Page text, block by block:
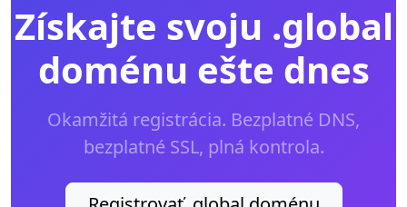
Získajte svoju .global
doménu ešte dnes
Okamžitá registrácia. Bezplatné DNS,
bezplatné SSL, plná kontrola.